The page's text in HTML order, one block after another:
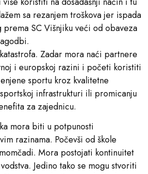
sa rezanjem troškova jer ispada
SC Višnjiku veći od obaveza
Zadar mora naći partnere
i europskoj razini i početi koristiti
sportu kroz kvalitetne
infrastrukturi ili promicanju
za zajednicu.
mora biti u potpunosti
razinama. Počevši od škole
Mora postojati kontinuitet
Jedino tako se mogu stvoriti